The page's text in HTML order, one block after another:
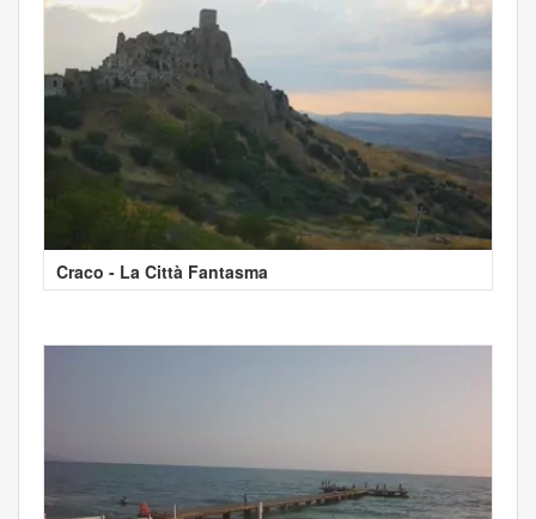
Craco - La Città Fantasma